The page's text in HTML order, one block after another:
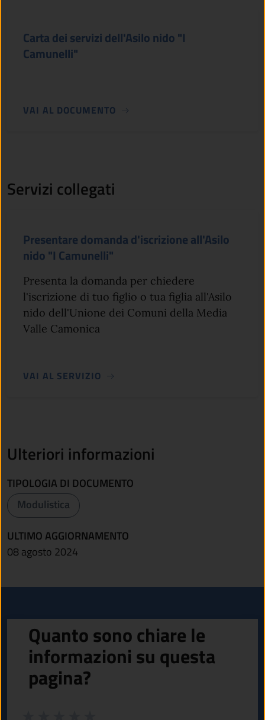
Carta dei servizi dell'Asilo nido "I
Camunelli"
VAI AL DOCUMENTO
Servizi collegati
Presentare domanda d'iscrizione all'Asilo
nido "I Camunelli"
Presenta la domanda per chiedere
l'iscrizione di tuo figlio o tua figlia all'Asilo
nido dell'Unione dei Comuni della Media
Valle Camonica
VAI AL SERVIZIO
Ulteriori informazioni
TIPOLOGIA DI DOCUMENTO
Modulistica
ULTIMO AGGIORNAMENTO
08 agosto 2024
Quanto sono chiare le
informazioni su questa
pagina?